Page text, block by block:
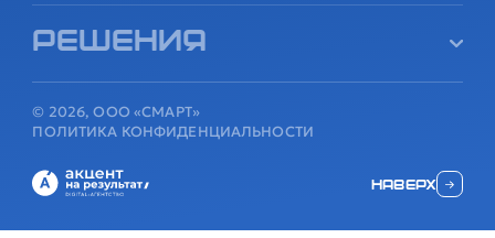
Решения
наверх
© 2026, ООО «СМАРТ»
ПОЛИТИКА КОНФИДЕНЦИАЛЬНОСТИ